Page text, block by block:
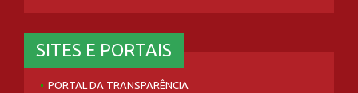
SITES E PORTAIS
PORTAL DA TRANSPARÊNCIA